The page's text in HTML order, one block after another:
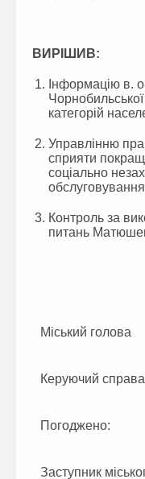
ВИРІШИВ:
Інформацію в.
категорій
Управлінню
сприяти
соціально
Контроль за
питань
Міський голова
Керуючий
Погоджено:
Заступник